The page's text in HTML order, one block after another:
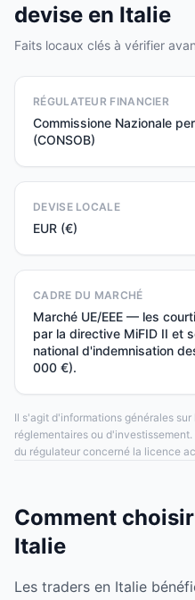
devise en Italie
Faits locaux clés à vérifier
RÉGULATEUR FINANCIER
Commissione Nazionale
(CONSOB)
DEVISE LOCALE
EUR (€)
CADRE DU MARCHÉ
Marché UE/EEE — les
par la directive MiFID II et
national d'indemnisation
000 €).
Il s'agit d'informations générales
réglementaires ou
du régulateur concerné la licence
Comment
Italie
Les traders en Italie